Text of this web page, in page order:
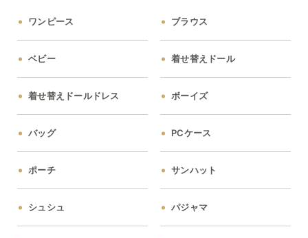
ワンピース ブラウス
ベビー 着せ替えドール
着せ替えドールドレス ボーイズ
バッグ PCケース
ポーチ サンハット
シュシュ パジャマ